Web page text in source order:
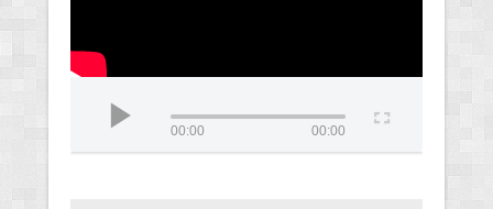
00:00 00:00